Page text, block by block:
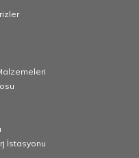
İstasyonu